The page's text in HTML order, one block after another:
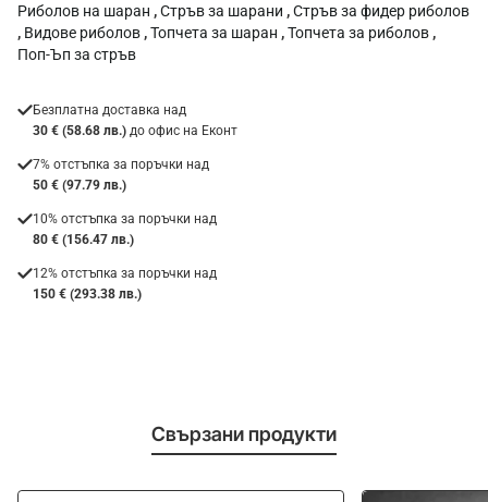
Риболов на шаран ,Стръв за шарани ,Стръв за фидер риболов
, Видове риболов ,Топчета за шаран ,Топчета за риболов ,
Поп-Ъп за стръв
Безплатна доставка над
30 € (58.68 лв.) до офис на Еконт
7% отстъпка за поръчки над
50 € (97.79 лв.)
10% отстъпка за поръчки над
80 € (156.47 лв.)
12% отстъпка за поръчки над
150 € (293.38 лв.)
Свързани продукти